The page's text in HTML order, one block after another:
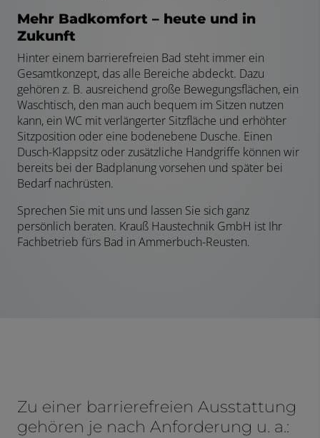
Mehr Badkomfort – heute und in
Zukunft
Hinter einem barrierefreien Bad steht immer ein
Gesamtkonzept, das alle Bereiche abdeckt. Dazu
gehören z. B. ausreichend große Bewegungsflächen, ein
Waschtisch, den man auch bequem im Sitzen nutzen
kann, ein WC mit verlängerter Sitzfläche und erhöhter
Sitzposition oder eine bodenebene Dusche. Einen
Dusch-Klappsitz oder zusätzliche Handgriffe können wir
bereits bei der Badplanung vorsehen und später bei
Bedarf nachrüsten.
Sprechen Sie mit uns und lassen Sie sich ganz
persönlich beraten. Krauß Haustechnik GmbH ist Ihr
Fachbetrieb fürs Bad in Ammerbuch-Reusten.
Zu einer barrierefreien Ausstattung
gehören je nach Anforderung u. a.: